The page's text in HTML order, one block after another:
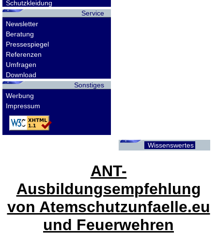
Schutzkleidung
Service
Newsletter
Beratung
Pressespiegel
Referenzen
Umfragen
Download
Sonstiges
Werbung
Impressum
Wissenswertes
ANT-
Ausbildungsempfehlung
von Atemschutzunfaelle.eu
und Feuerwehren